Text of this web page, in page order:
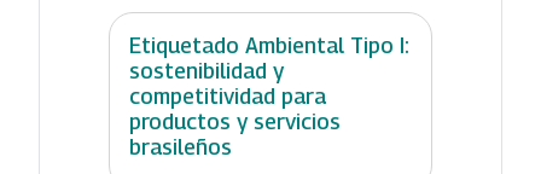
Etiquetado Ambiental Tipo I:
sostenibilidad y
competitividad para
productos y servicios
brasileños